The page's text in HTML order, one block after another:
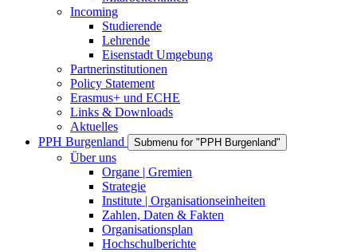
Incoming
Studierende
Lehrende
Eisenstadt Umgebung
Partnerinstitutionen
Policy Statement
Erasmus+ und ECHE
Links & Downloads
Aktuelles
PPH Burgenland
Submenu for "PPH Burgenland"
Über uns
Organe | Gremien
Strategie
Institute | Organisationseinheiten
Zahlen, Daten & Fakten
Organisationsplan
Hochschulberichte